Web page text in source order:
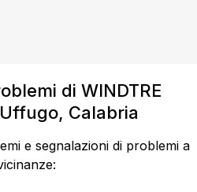
di WINDTRE
Calabria
e segnalazioni di problemi a